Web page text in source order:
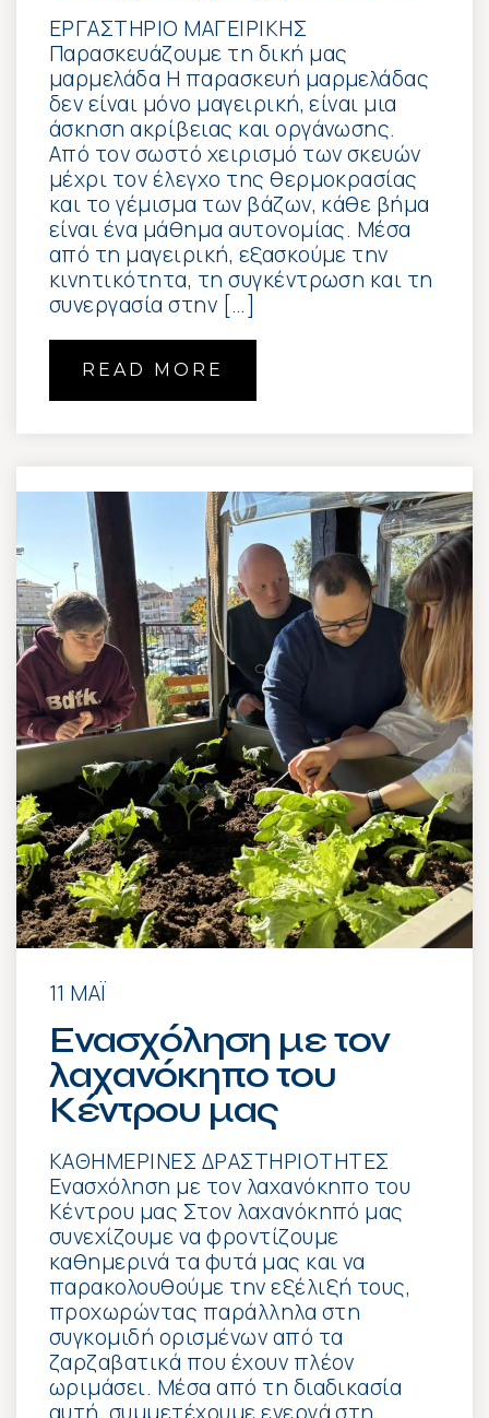
ΕΡΓΑΣΤΗΡΙΟ ΜΑΓΕΙΡΙΚΗΣ
Παρασκευάζουμε τη δική μας
μαρμελάδα Η παρασκευή μαρμελάδας
δεν είναι μόνο μαγειρική, είναι μια
άσκηση ακρίβειας και οργάνωσης.
Από τον σωστό χειρισμό των σκευών
μέχρι τον έλεγχο της θερμοκρασίας
και το γέμισμα των βάζων, κάθε βήμα
είναι ένα μάθημα αυτονομίας. Μέσα
από τη μαγειρική, εξασκούμε την
κινητικότητα, τη συγκέντρωση και τη
συνεργασία στην […]
READ MORE
11 ΜΆΙ
Ενασχόληση με τον
λαχανόκηπο του
Κέντρου μας
ΚΑΘΗΜΕΡΙΝΕΣ ΔΡΑΣΤΗΡΙΟΤΗΤΕΣ
Ενασχόληση με τον λαχανόκηπο του
Κέντρου μας Στον λαχανόκηπό μας
συνεχίζουμε να φροντίζουμε
καθημερινά τα φυτά μας και να
παρακολουθούμε την εξέλιξή τους,
προχωρώντας παράλληλα στη
συγκομιδή ορισμένων από τα
ζαρζαβατικά που έχουν πλέον
ωριμάσει. Μέσα από τη διαδικασία